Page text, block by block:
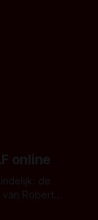
online
de
Robert